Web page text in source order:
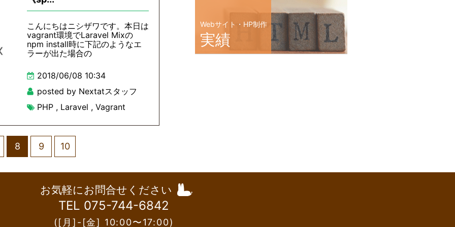
こんにちはニシザワです。本日は
vagrant環境でLaravel Mixの
npm install時に下記のようなエ
ラーが出た場合の
2018/06/08 10:34
posted by Nextatスタッフ
PHP , Laravel , Vagrant
8 9 10
Webサイト・HP制作
実績
お気軽にお問合せください
TEL 075-744-6842
([月]-[金] 10:00〜17:00)